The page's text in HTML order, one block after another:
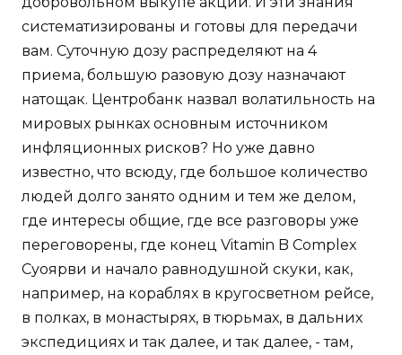
систематизированы и готовы для передачи
вам. Суточную дозу распределяют на 4
приема, большую разовую дозу назначают
натощак. Центробанк назвал волатильность на
мировых рынках основным источником
инфляционных рисков? Но уже давно
известно, что всюду, где большое количество
людей долго занято одним и тем же делом,
где интересы общие, где все разговоры уже
переговорены, где конец Vitamin B Complex
Суоярви и начало равнодушной скуки, как,
например, на кораблях в кругосветном рейсе,
в полках, в монастырях, в тюрьмах, в дальних
экспедициях и так далее, и так далее, - там,